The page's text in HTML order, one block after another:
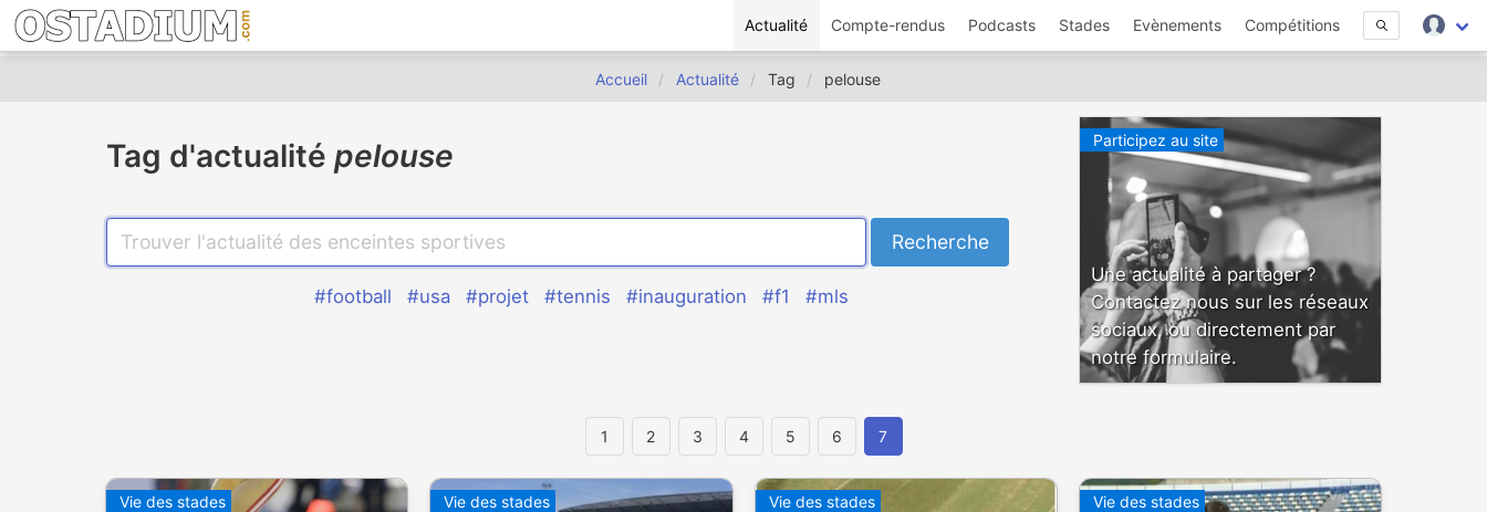
Actualité Compte-rendus Podcasts Stades Evènements Compétitions
Accueil Actualité Tag pelouse
Tag d'actualité pelouse
#football #usa #projet #tennis #inauguration #f1 #mls
Participez au site
Une actualité à partager ?
Contactez nous sur les réseaux
sociaux, ou directement par
notre formulaire.
1 2 3 4 5 6 7
Vie des stades Vie des stades Vie des stades Vie des stades